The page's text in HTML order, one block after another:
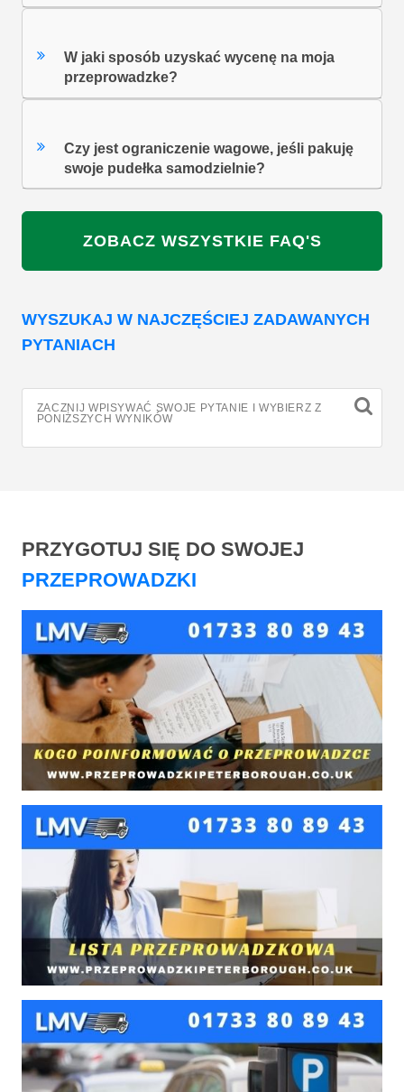
W jaki sposób uzyskać wycenę na moja
przeprowadzke?
Czy jest ograniczenie wagowe, jeśli pakuję
swoje pudełka samodzielnie?
ZOBACZ WSZYSTKIE FAQ'S
WYSZUKAJ W NAJCZĘŚCIEJ ZADAWANYCH
PYTANIACH
ZACZNIJ WPISYWAĆ SWOJE PYTANIE I WYBIERZ Z
PONIŻSZYCH WYNIKÓW
PRZYGOTUJ SIĘ DO SWOJEJ
PRZEPROWADZKI